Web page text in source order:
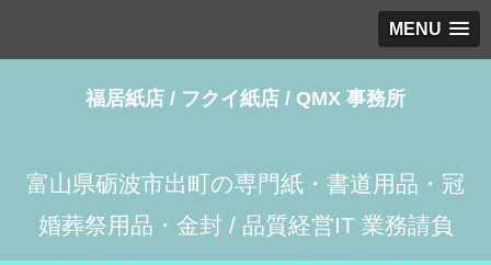
MENU
福居紙店 / フクイ紙店 / QMX 事務所
富山県砺波市出町の専門紙・書道用品・冠
婚葬祭用品・金封 / 品質経営IT 業務請負